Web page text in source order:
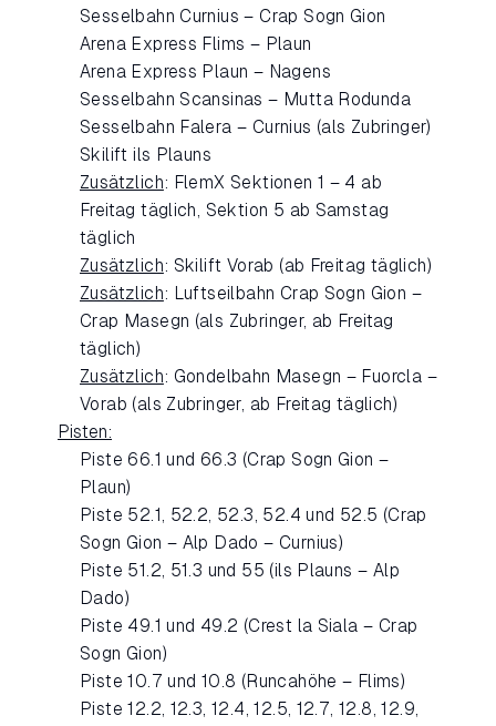
Sesselbahn Curnius – Crap Sogn Gion
Arena Express Flims – Plaun
Arena Express Plaun – Nagens
Sesselbahn Scansinas – Mutta Rodunda
Sesselbahn Falera – Curnius (als Zubringer)
Skilift ils Plauns
Zusätzlich: FlemX Sektionen 1 – 4 ab
Freitag täglich, Sektion 5 ab Samstag
täglich
Zusätzlich: Skilift Vorab (ab Freitag täglich)
Zusätzlich: Luftseilbahn Crap Sogn Gion –
Crap Masegn (als Zubringer, ab Freitag
täglich)
Zusätzlich: Gondelbahn Masegn – Fuorcla –
Vorab (als Zubringer, ab Freitag täglich)
Pisten:
Piste 66.1 und 66.3 (Crap Sogn Gion –
Plaun)
Piste 52.1, 52.2, 52.3, 52.4 und 52.5 (Crap
Sogn Gion – Alp Dado – Curnius)
Piste 51.2, 51.3 und 55 (ils Plauns – Alp
Dado)
Piste 49.1 und 49.2 (Crest la Siala – Crap
Sogn Gion)
Piste 10.7 und 10.8 (Runcahöhe – Flims)
Piste 12.2, 12.3, 12.4, 12.5, 12.7, 12.8, 12.9,